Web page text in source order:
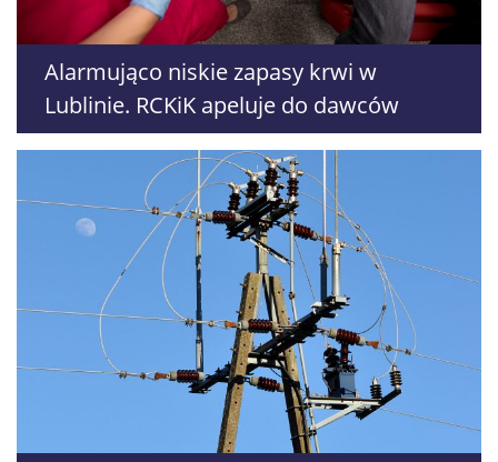
Alarmująco niskie zapasy krwi w
Lublinie. RCKiK apeluje do dawców